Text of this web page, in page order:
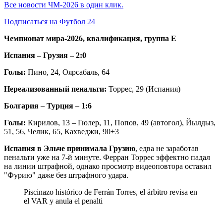
Все новости ЧМ-2026 в один клик.
Подписаться на Футбол 24
Чемпионат мира-2026, квалификация, группа Е
Испания – Грузия – 2:0
Голы: Пино, 24, Оярсабаль, 64
Нереализованный пенальти: Торрес, 29 (Испания)
Болгария – Турция – 1:6
Голы: Кирилов, 13 – Гюлер, 11, Попов, 49 (автогол), Йылдыз,
51, 56, Челик, 65, Кахведжи, 90+3
Испания в Эльче принимала Грузию, едва не заработав
пенальти уже на 7-й минуте. Ферран Торрес эффектно падал
на линии штрафной, однако просмотр видеоповтора оставил
"Фурию" даже без штрафного удара.
Piscinazo histórico de Ferrán Torres, el árbitro revisa en
el VAR y anula el penalti